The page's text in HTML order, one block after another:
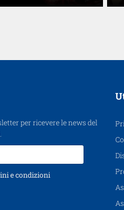
per ricevere le news del
e condizioni